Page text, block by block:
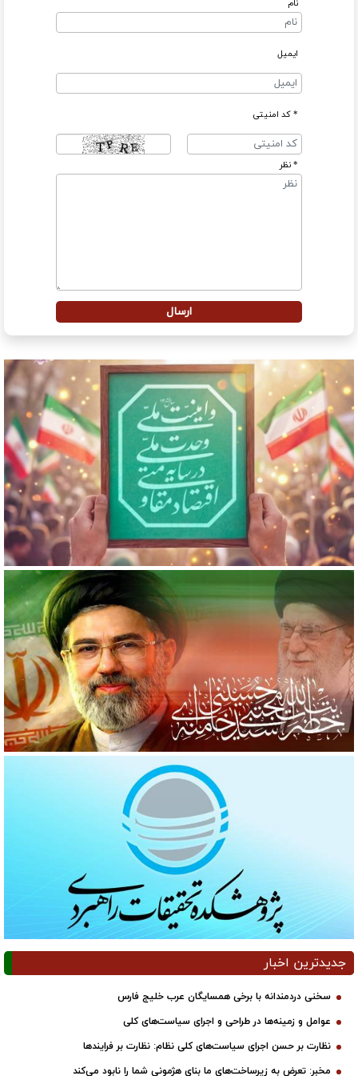
نام
ایمیل
* کد امنیتی
* نظر
جدیدترین اخبار
سخنی دردمندانه با برخی همسایگان عرب خلیج فارس
عوامل و زمینه‌ها در طراحی و اجرای سیاست‌های کلی
نظارت بر حسن اجرای سیاست‌های کلی نظام: نظارت بر فرایندها
مخبر: تعرض به زیرساخت‌های ما بنای هژمونی شما را نابود می‌کند